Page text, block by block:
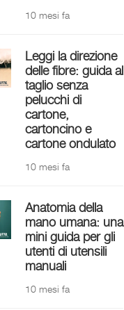
10 mesi fa
Leggi la direzione
delle fibre: guida al
taglio senza
pelucchi di
cartone,
cartoncino e
cartone ondulato
10 mesi fa
Anatomia della
mano umana: una
mini guida per gli
utenti di utensili
manuali
10 mesi fa